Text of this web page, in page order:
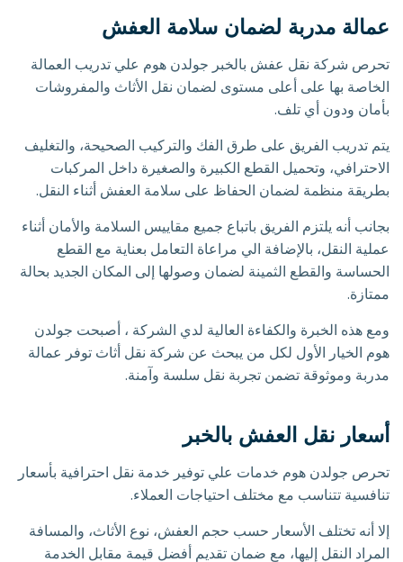
عمالة مدربة لضمان سلامة العفش
تحرص شركة نقل عفش بالخبر جولدن هوم علي تدريب العمالة
الخاصة بها على أعلى مستوى لضمان نقل الأثاث والمفروشات
بأمان ودون أي تلف.
يتم تدريب الفريق على طرق الفك والتركيب الصحيحة، والتغليف
الاحترافي، وتحميل القطع الكبيرة والصغيرة داخل المركبات
بطريقة منظمة لضمان الحفاظ على سلامة العفش أثناء النقل.
بجانب أنه يلتزم الفريق باتباع جميع مقاييس السلامة والأمان أثناء
عملية النقل، بالإضافة الي مراعاة التعامل بعناية مع القطع
الحساسة والقطع الثمينة لضمان وصولها إلى المكان الجديد بحالة
ممتازة.
ومع هذه الخبرة والكفاءة العالية لدي الشركة ، أصبحت جولدن
هوم الخيار الأول لكل من يبحث عن شركة نقل أثاث توفر عمالة
مدربة وموثوقة تضمن تجربة نقل سلسة وآمنة.
أسعار نقل العفش بالخبر
تحرص جولدن هوم خدمات علي توفير خدمة نقل احترافية بأسعار
تنافسية تتناسب مع مختلف احتياجات العملاء.
إلا أنه تختلف الأسعار حسب حجم العفش، نوع الأثاث، والمسافة
المراد النقل إليها، مع ضمان تقديم أفضل قيمة مقابل الخدمة